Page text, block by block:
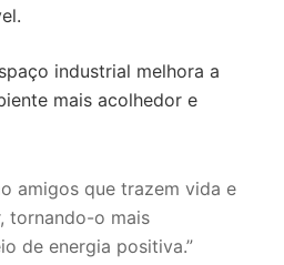
industrial melhora a
mais acolhedor e
amigos que trazem vida e
tornando-o mais
de energia positiva.”